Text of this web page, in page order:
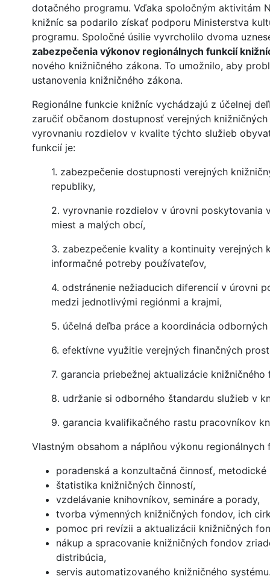
dotačného programu. Vďaka spoločným aktivitám
knižníc sa podarilo získať podporu Ministerstva
programu. Spoločné úsilie vyvrcholilo dvoma
zabezpečenia výkonov regionálnych funkcií
nového knižničného zákona. To umožnilo, aby
ustanovenia knižničného zákona.
Regionálne funkcie knižníc vychádzajú z účelnej
zaručiť občanom dostupnosť verejných
vyrovnaniu rozdielov v kvalite týchto služieb
funkcií je:
1. zabezpečenie dostupnosti verejných
republiky,
2. vyrovnanie rozdielov v úrovni poskytovania
miest a malých obcí,
3. zabezpečenie kvality a kontinuity verejných
informačné potreby používateľov,
4. odstránenie nežiaducich diferencií v úrovni
medzi jednotlivými regiónmi a krajmi,
5. účelná deľba práce a koordinácia
6. efektívne využitie verejných finančných
7. garancia priebežnej aktualizácie
8. udržanie si odborného štandardu služieb v
9. garancia kvalifikačného rastu pracovníkov
Vlastným obsahom a náplňou výkonu
poradenská a konzultačná činnosť,
štatistika knižničných činností,
vzdelávanie knihovníkov, semináre a porady,
tvorba výmenných knižničných fondov, ich
pomoc pri revízii a aktualizácii knižničných
nákup a spracovanie knižničných fondov
distribúcia,
servis automatizovaného knižničného